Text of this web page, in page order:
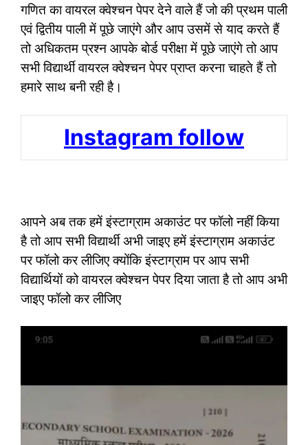
गणित का वायरल क्वेश्चन पेपर देने वाले हैं जो की प्रथम पाली
एवं द्वितीय पाली में पूछे जाएंगे और आप उसमें से याद करते हैं
तो अधिकतम प्रश्न आपके बोर्ड परीक्षा में पूछे जाएंगे तो आप
सभी विद्यार्थी वायरल क्वेश्चन पेपर प्राप्त करना चाहते हैं तो
हमारे साथ बनी रही है।
Instagram follow
आपने अब तक हमें इंस्टाग्राम अकाउंट पर फॉलो नहीं किया
है तो आप सभी विद्यार्थी अभी जाइए हमें इंस्टाग्राम अकाउंट
पर फॉलो कर लीजिए क्योंकि इंस्टाग्राम पर आप सभी
विद्यार्थियों को वायरल क्वेश्चन पेपर दिया जाता है तो आप अभी
जाइए फॉलो कर लीजिए